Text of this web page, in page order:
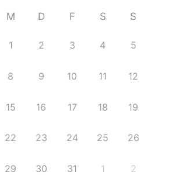
M D F S S
1 2 3 4 5
8 9 10 11 12
15 16 17 18 19
22 23 24 25 26
29 30 31 1 2